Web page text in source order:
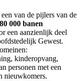
van de pijlers van de
80 000 banen
een aanzienlijk deel
Gewest.
kinderopvang,
personen met een
nieuwkomers.